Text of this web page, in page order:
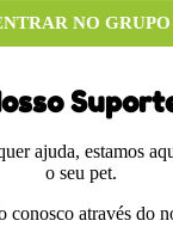
NO GRUPO
ajuda, estamos
o seu pet.
conosco através do